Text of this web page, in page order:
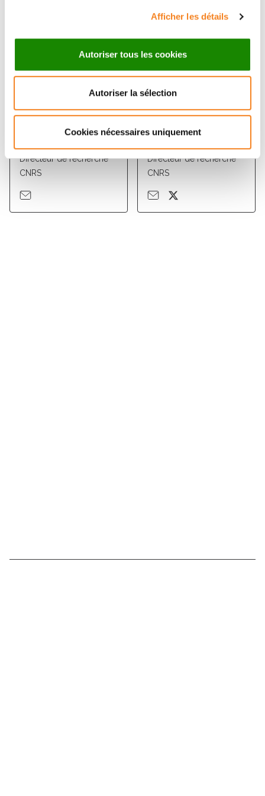
Afficher les détails
Autoriser tous les cookies
Autoriser la sélection
Cookies nécessaires uniquement
MAGDA
Directeur de recherche
CNRS
CARSTEN
Directeur de recherche
CNRS